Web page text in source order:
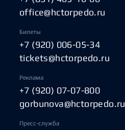
office@hctorpedo.ru
Билеты
+7 (920) 006-05-34
tickets@hctorpedo.ru
Реклама
+7 (920) 07-07-800
gorbunova@hctorpedo.ru
Пресс-служба